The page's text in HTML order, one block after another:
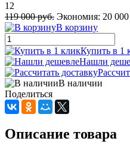
12
119 000 руб. Экономия: 20
В корзину
Купить в 1
Нашли
В наличии
Поделиться
Описание товара